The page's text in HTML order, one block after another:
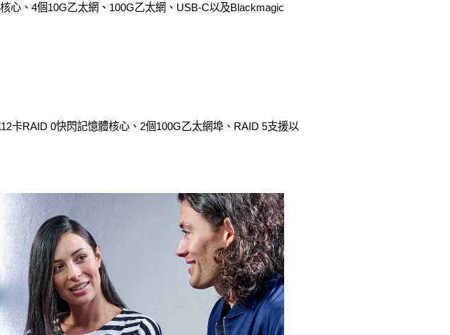
心、4個10G乙太網、100G乙太網、USB-C以及Blackmagic
卡RAID 0快閃記憶體核心、2個100G乙太網埠、RAID 5支援以